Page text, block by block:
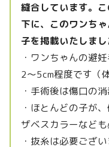
縫合しています。
下に、このワンち
子を掲載いたしまし
・ワンちゃんの避
2～5cm程度です（
・手術後は傷口の
・ほとんどの子が
ザベスカラーなども
・抜糸は必要ござい